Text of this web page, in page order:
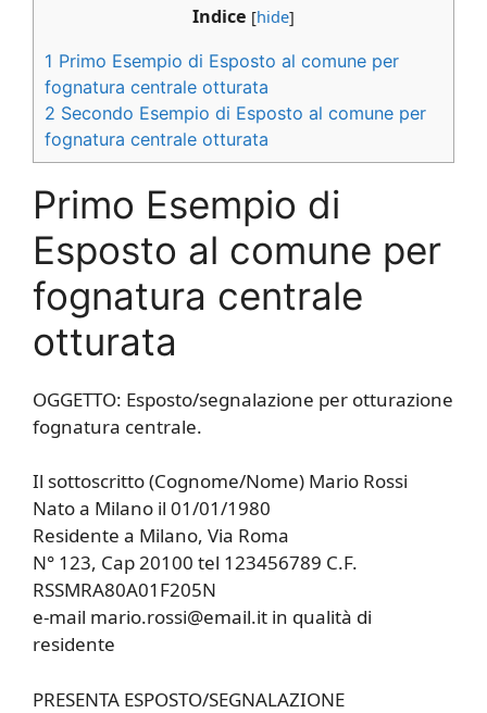
Indice [hide]
1 Primo Esempio di Esposto al comune per
fognatura centrale otturata
2 Secondo Esempio di Esposto al comune per
fognatura centrale otturata
Primo Esempio di
Esposto al comune per
fognatura centrale
otturata
OGGETTO: Esposto/segnalazione per otturazione
fognatura centrale.
Il sottoscritto (Cognome/Nome) Mario Rossi
Nato a Milano il 01/01/1980
Residente a Milano, Via Roma
N° 123, Cap 20100 tel 123456789 C.F.
RSSMRA80A01F205N
e-mail mario.rossi@email.it in qualità di
residente
PRESENTA ESPOSTO/SEGNALAZIONE